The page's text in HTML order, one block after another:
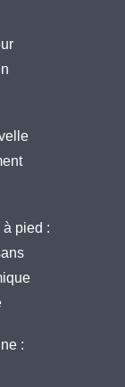
pied :
: